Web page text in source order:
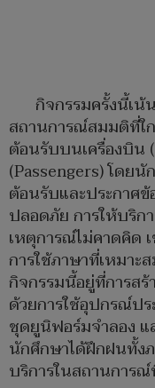
กิจกรรมครั้งนี้เน้
สถานการณ์สมมติที่ใ
ต้อนรับบนเครื่องบิน
(Passengers) โดย
ต้อนรับและประกาศ
ปลอดภัย การให้บริก
เหตุการณ์ไม่คาดคิด
การใช้ภาษาที่เหมา
กิจกรรมนี้อยู่ที่การสร้
ด้วยการใช้อุปกรณ์ป
ชุดยูนิฟอร์มจำลอง
นักศึกษาได้ฝึกฝนทั้ง
บริการในสถานการณ์